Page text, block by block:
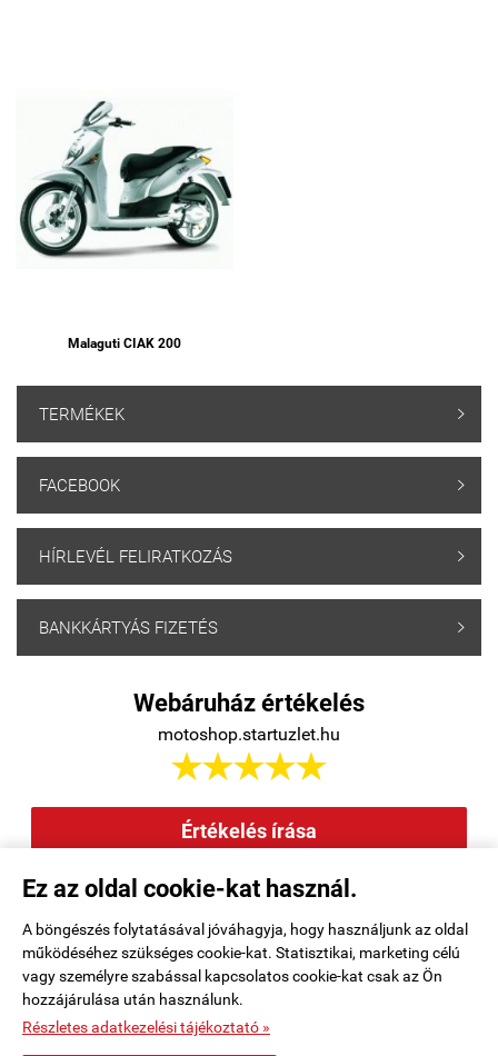
Ez az oldal cookie-kat használ.
A böngészés folytatásával jóváhagyja, hogy használjunk az oldal
működéséhez szükséges cookie-kat. Statisztikai, marketing célú
vagy személyre szabással kapcsolatos cookie-kat csak az Ön
hozzájárulása után használunk.
Részletes adatkezelési tájékoztató »
Malaguti CIAK 200
TERMÉKEK 
FACEBOOK 
HÍRLEVÉL FELIRATKOZÁS 
BANKKÁRTYÁS FIZETÉS 
Webáruház értékelés
motoshop.startuzlet.hu

Értékelés írása
Rendelési feltételek|Elérhetőségek|Kosár tartalma, megrendelés
Oldaltérkép|